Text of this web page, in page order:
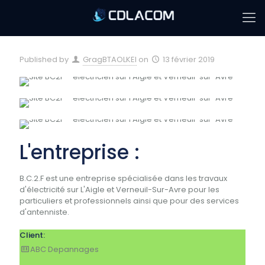
Published by GragBTAOLKEl on 13 février 2019
L'entreprise :
B.C.2.F est une entreprise spécialisée dans les travaux
d'électricité sur L'Aigle et Verneuil-Sur-Avre pour les
particuliers et professionnels ainsi que pour des services
d'antenniste.
Client:
ABC Depannages